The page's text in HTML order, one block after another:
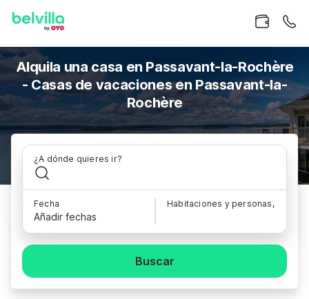
Alquila una casa en Passavant-la-Rochère
- Casas de vacaciones en Passavant-la-
Rochère
¿A dónde quieres ir?
Fecha
Añadir fechas
Habitaciones y personas,
Buscar